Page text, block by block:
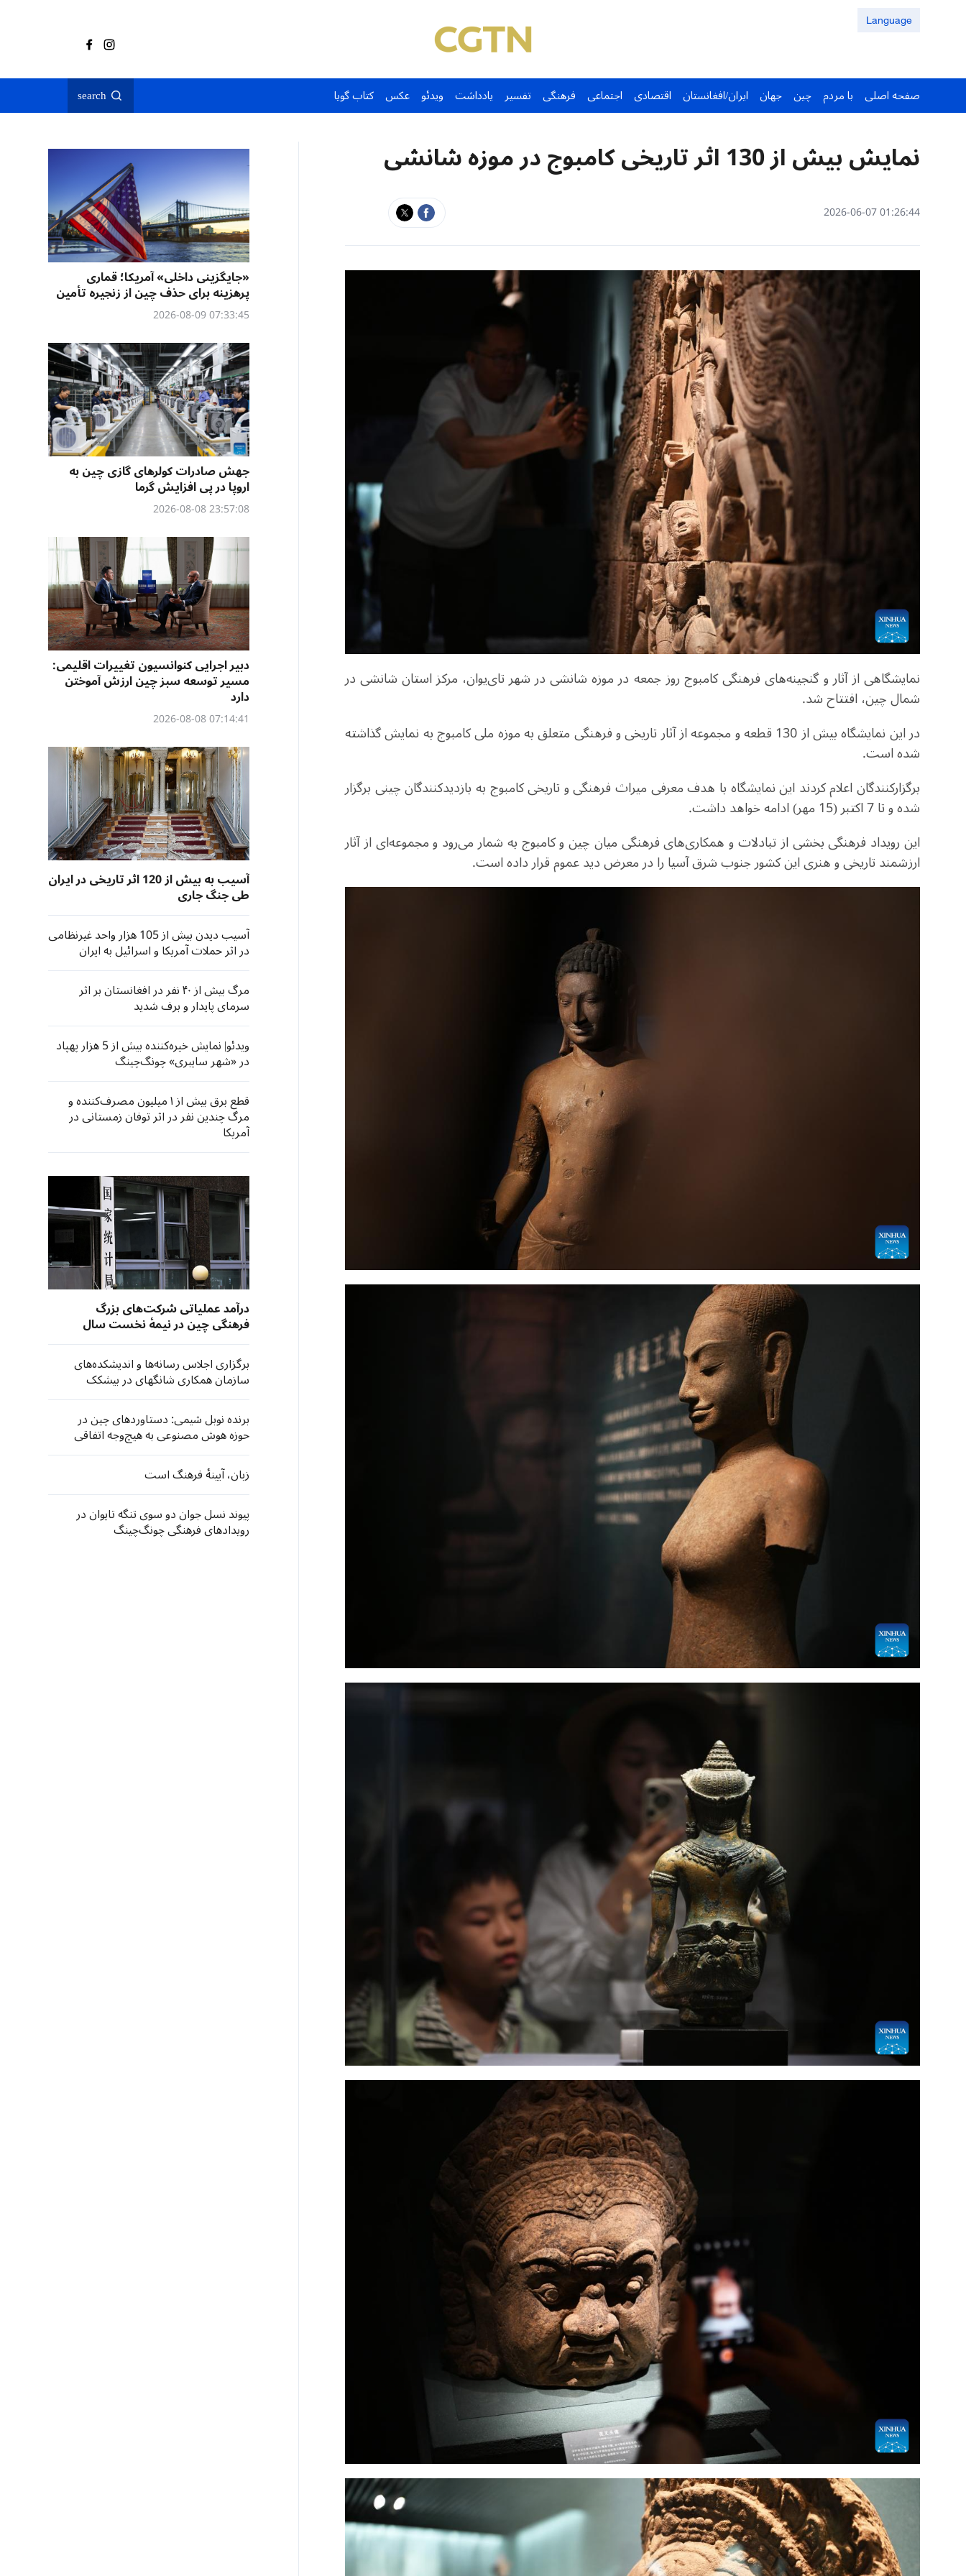
Language
صفحه اصلی با مردم چین جهان ایران/افغانستان اقتصادی اجتماعی فرهنگی تفسیر یادداشت ویدئو عکس کتاب گویا search
نمایش بیش از 130 اثر تاریخی کامبوج در موزه شانشی
01:26:44 2026-06-07
نمایشگاهی از آثار و گنجینه‌های فرهنگی کامبوج روز جمعه در موزه شانشی در شهر تای‌یوان، مرکز استان شانشی در
شمال چین، افتتاح شد.
در این نمایشگاه بیش از 130 قطعه و مجموعه از آثار تاریخی و فرهنگی متعلق به موزه ملی کامبوج به نمایش گذاشته
شده است.
برگزارکنندگان اعلام کردند این نمایشگاه با هدف معرفی میراث فرهنگی و تاریخی کامبوج به بازدیدکنندگان چینی برگزار
شده و تا 7 اکتبر (15 مهر) ادامه خواهد داشت
.
این رویداد فرهنگی بخشی از تبادلات و همکاری‌های فرهنگی میان چین و کامبوج به شمار می‌رود و مجموعه‌ای از آثار
ارزشمند تاریخی و هنری این کشور جنوب شرق آسیا را در معرض دید عموم قرار داده است.
«جایگزینی داخلی» آمریکا؛ قماری
پرهزینه برای حذف چین از زنجیره تأمین
07:33:45 2026-08-09
جهش صادرات کولرهای گازی چین به
اروپا در پی افزایش گرما
23:57:08 2026-08-08
دبیر اجرایی کنوانسیون تغییرات اقلیمی:
مسیر توسعه سبز چین ارزش آموختن
دارد
07:14:41 2026-08-08
آسیب به بیش از 120 اثر تاریخی در ایران
طی جنگ جاری
آسیب دیدن بیش از 105 هزار واحد غیرنظامی
در اثر حملات آمریکا و اسرائیل به ایران
مرگ بیش از ۴۰ نفر در افغانستان بر اثر
سرمای پایدار و برف شدید
ویدئو| نمایش خیره‌کننده بیش از 5 هزار پهپاد
در «شهر سایبری» چونگ‌چینگ
قطع برق بیش از ۱ میلیون مصرف‌کننده و
مرگ چندین نفر در اثر توفان زمستانی در
آمریکا
درآمد عملیاتی شرکت‌های بزرگ
فرهنگی چین در نیمهٔ نخست سال
جاری ۴.۶ درصد رشد کرد
برگزاری اجلاس رسانه‌ها و اندیشکده‌های
سازمان همکاری شانگهای در بیشکک
برنده نوبل شیمی: دستاوردهای چین در
حوزه هوش مصنوعی به هیچ‌وجه اتفاقی
نیست
زبان، آیینهٔ فرهنگ است
پیوند نسل جوان دو سوی تنگه تایوان در
رویدادهای فرهنگی چونگ‌چینگ